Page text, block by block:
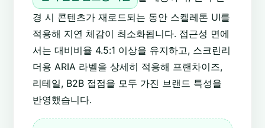
경 시 콘텐츠가 재로드되는 동안 스켈레톤 UI를
적용해 지연 체감이 최소화됩니다. 접근성 면에
서는 대비비율 4.5:1 이상을 유지하고, 스크린리
더용 ARIA 라벨을 상세히 적용해 프랜차이즈,
리테일, B2B 접점을 모두 가진 브랜드 특성을
반영했습니다.